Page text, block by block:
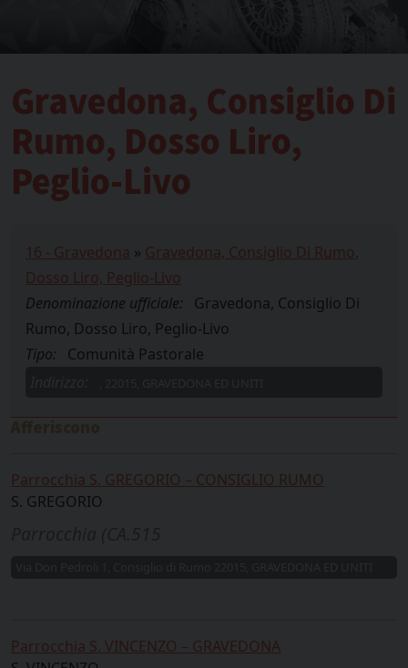
Gravedona, Consiglio Di
Rumo, Dosso Liro,
Peglio-Livo
16 - Gravedona » Gravedona, Consiglio Di Rumo,
Dosso Liro, Peglio-Livo
Denominazione ufficiale:
Gravedona, Consiglio Di
Rumo, Dosso Liro, Peglio-Livo
Tipo:
Comunità Pastorale
Parrocchia S. GREGORIO – CONSIGLIO RUMO
S. GREGORIO
Parrocchia S. VINCENZO – GRAVEDONA